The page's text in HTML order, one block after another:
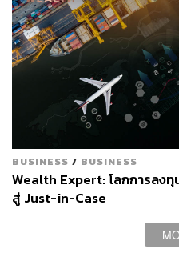
BUSINESS / BUSINESS
Wealth Expert: โลกการลง
สู่ Just-in-Case